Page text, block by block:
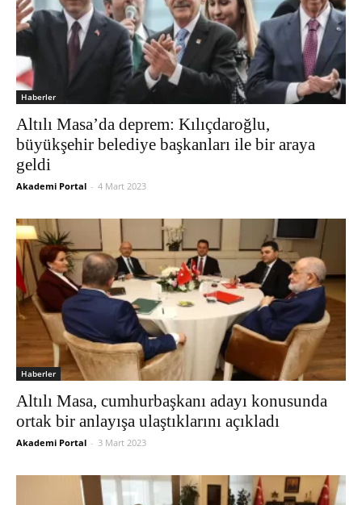
Haberler
Altılı Masa’da deprem: Kılıçdaroğlu,
büyükşehir belediye başkanları ile bir araya
geldi
Akademi Portal - 4 Mart 2023
Haberler
Altılı Masa, cumhurbaşkanı adayı konusunda
ortak bir anlayışa ulaştıklarını açıkladı
Akademi Portal - 3 Mart 2023